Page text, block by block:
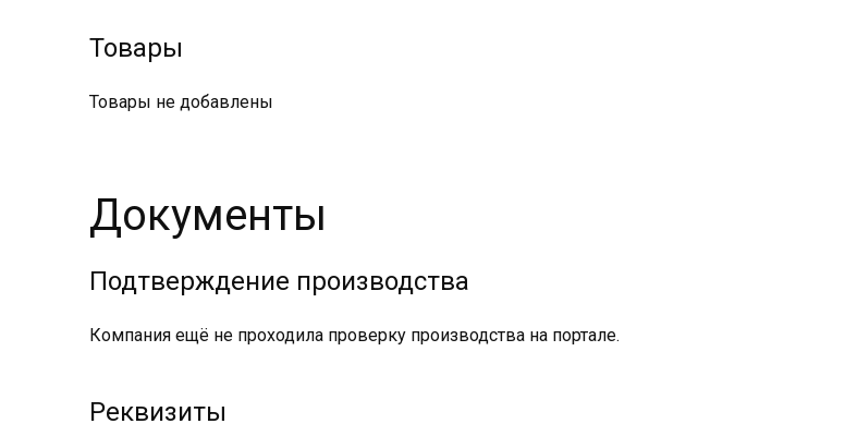
Товары
Товары не добавлены
Документы
Подтверждение производства
Компания ещё не проходила проверку производства на портале.
Реквизиты